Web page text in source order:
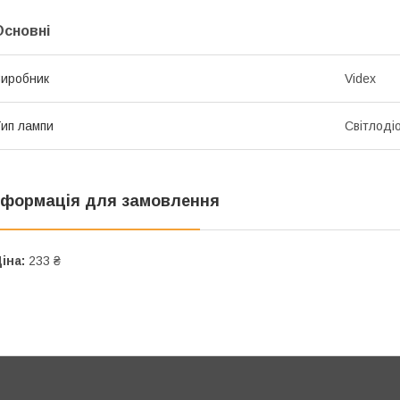
Videx
лампи
для замовлення
233 ₴